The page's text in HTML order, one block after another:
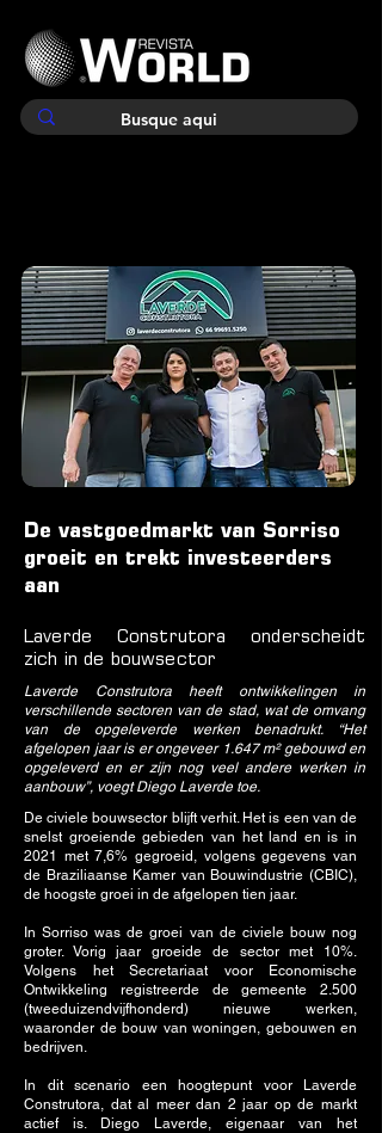
De vastgoedmarkt van Sorriso
groeit en trekt investeerders
aan
Laverde Construtora onderscheidt
zich in de bouwsector
Laverde Construtora heeft ontwikkelingen in
verschillende sectoren van de stad, wat de omvang
van de opgeleverde werken benadrukt. “Het
afgelopen jaar is er ongeveer 1.647 m² gebouwd en
opgeleverd en er zijn nog veel andere werken in
aanbouw”, voegt Diego Laverde toe.
De civiele bouwsector blijft verhit. Het is een van de
snelst groeiende gebieden van het land en is in
2021 met 7,6% gegroeid, volgens gegevens van
de Braziliaanse Kamer van Bouwindustrie (CBIC),
de hoogste groei in de afgelopen tien jaar.
In Sorriso was de groei van de civiele bouw nog
groter. Vorig jaar groeide de sector met 10%.
Volgens het Secretariaat voor Economische
Ontwikkeling registreerde de gemeente 2.500
(tweeduizendvijfhonderd) nieuwe werken,
waaronder de bouw van woningen, gebouwen en
bedrijven.
In dit scenario een hoogtepunt voor Laverde
Construtora, dat al meer dan 2 jaar op de markt
actief is. Diego Laverde, eigenaar van het